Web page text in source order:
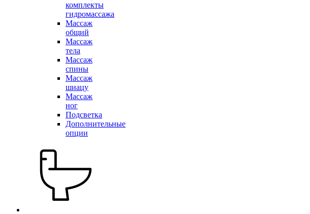
комплекты
гидромассажа
Массаж
общий
Массаж
тела
Массаж
спины
Массаж
шиацу
Массаж
ног
Подсветка
Дополнительные
опции